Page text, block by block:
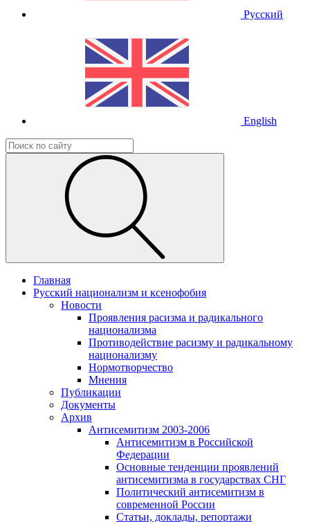
Русский
English
Главная
Русский национализм и ксенофобия
Новости
Проявления расизма и радикального
национализма
Противодействие расизму и радикальному
национализму
Нормотворчество
Мнения
Публикации
Документы
Архив
Антисемитизм 2003-2006
Антисемитизм в Российской
Федерации
Основные тенденции проявлений
антисемитизма в государствах СНГ
Политический антисемитизм в
современной России
Статьи, доклады, репортажи